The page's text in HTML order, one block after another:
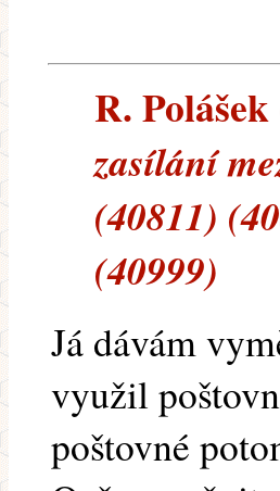
R.
zasílání
(40811)
(40999)
Já dávám
využil
poštovné